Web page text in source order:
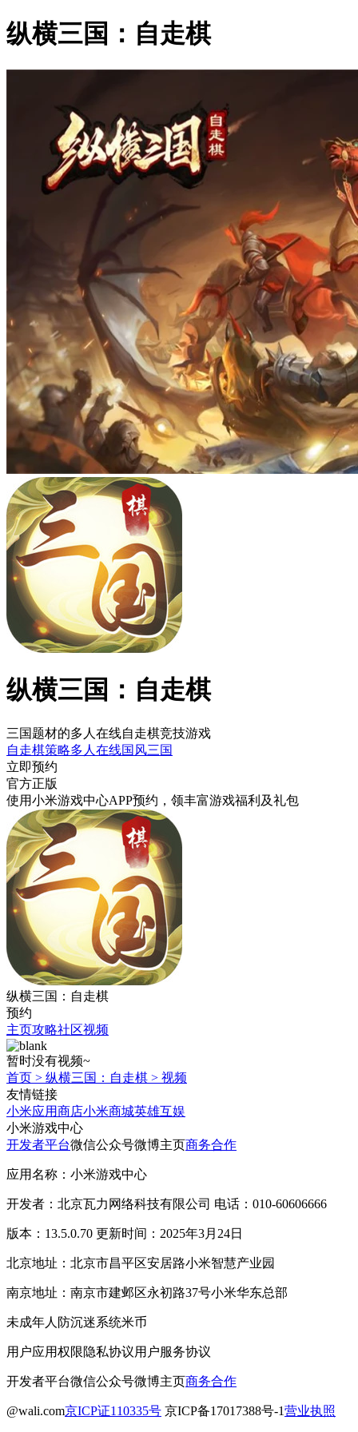
纵横三国：自走棋
纵横三国：自走棋
三国题材的多人在线自走棋竞技游戏
自走棋策略多人在线国风三国
立即预约
官方正版
使用小米游戏中心APP预约 ，领丰富游戏福利 及礼包
纵横三国：自走棋
预约
主页攻略社区视频
暂时没有视频~
首页 > 纵横三国：自走棋 > 视频
友情链接
小米应用商店小米商城英雄互娱
小米游戏中心
开发者平台微信公众号微博主页商务合作
应用名称：小米游戏中心
开发者：北京瓦力网络科技有限公司 电话：010-60606666
版本：13.5.0.70 更新时间：2025年3月24日
北京地址：北京市昌平区安居路小米智慧产业园
南京地址：南京市建邺区永初路37号小米华东总部
未成年人防沉迷系统米币
用户应用权限隐私协议用户服务协议
开发者平台微信公众号微博主页商务合作
@wali.com京ICP证110335号 京ICP备17017388号-1营业执照